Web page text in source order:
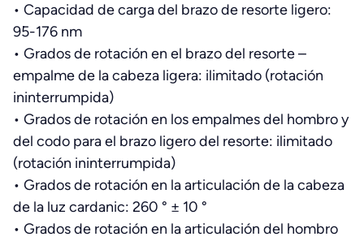
• Capacidad de carga del brazo de resorte ligero:
95-176 nm
• Grados de rotación en el brazo del resorte –
empalme de la cabeza ligera: ilimitado (rotación
ininterrumpida)
• Grados de rotación en los empalmes del hombro y
del codo para el brazo ligero del resorte: ilimitado
(rotación ininterrumpida)
• Grados de rotación en la articulación de la cabeza
de la luz cardanic: 260 ° ± 10 °
• Grados de rotación en la articulación del hombro